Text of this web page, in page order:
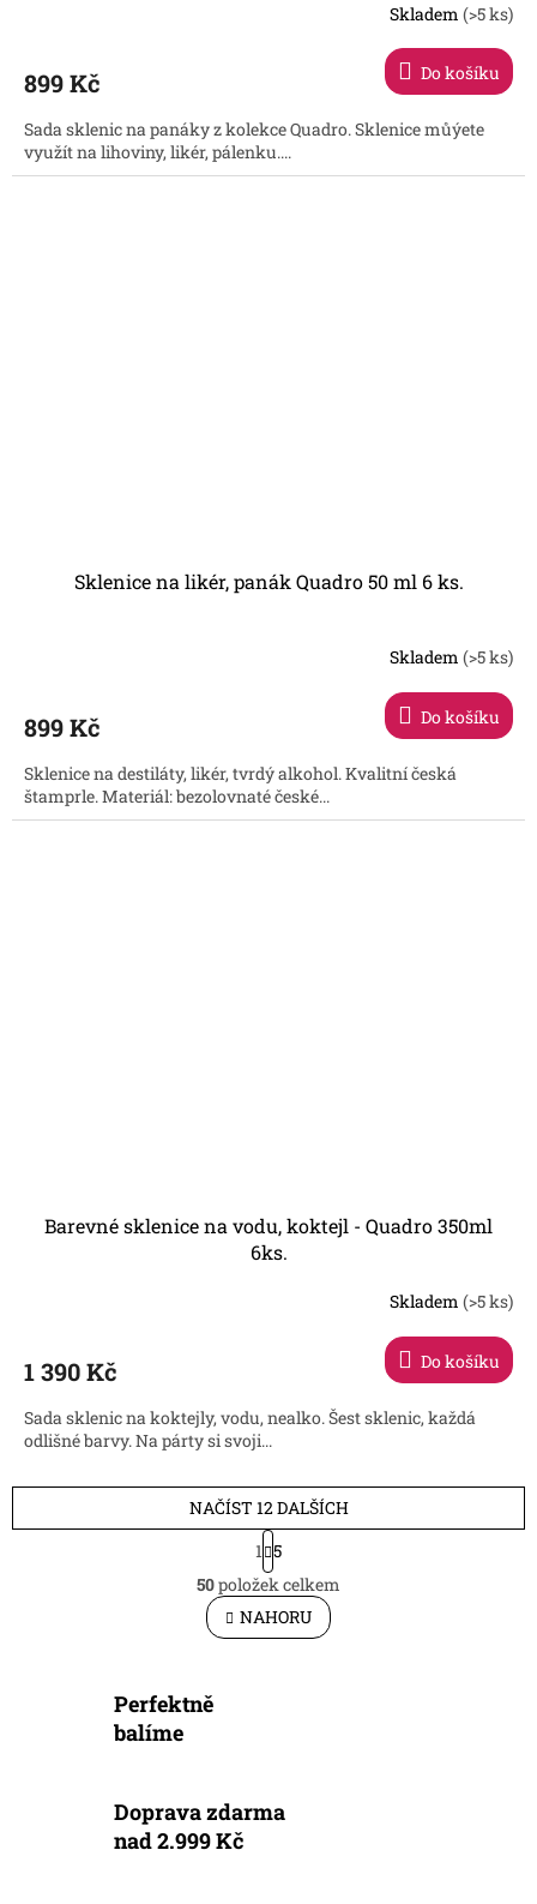
je
z
5
hvězdiček.
Skladem(>5 ks)
899 Kč Do košíku
Sada sklenic na panáky z kolekce Quadro. Sklenice můýete
využít na lihoviny, likér, pálenku....
Sklenice na likér, panák Quadro 50 ml 6 ks.
je
z
5
hvězdiček.
Skladem(>5 ks)
899 Kč Do košíku
Sklenice na destiláty, likér, tvrdý alkohol. Kvalitní česká
štamprle. Materiál: bezolovnaté české...
Barevné sklenice na vodu, koktejl - Quadro 350ml
6ks.
je
z
5
Skladem(>5 ks)
1 390 Kč Do košíku
Sada sklenic na koktejly, vodu, nealko. Šest sklenic, každá
odlišné barvy. Na párty si svoji...
O
v
l
á
k
NAČÍST 12 DALŠÍCH
S
t
r
á
n
k
1 5
50položek celkem
NAHORU
Perfektně
balíme
Doprava zdarma
nad 2.999 Kč